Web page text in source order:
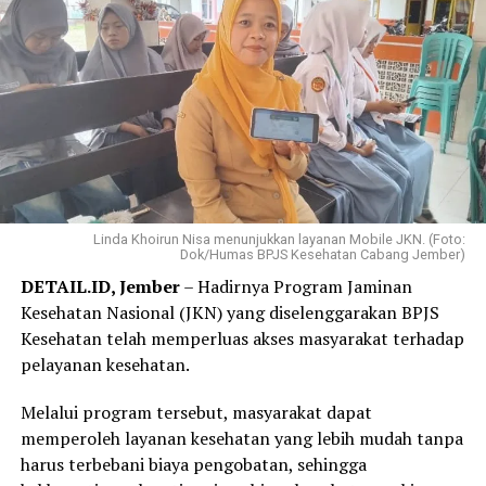
mencicil sedikit demi sedikit sehingga beban
pembayaran terasa jauh lebih ringan,” ujar Elok, Jumat,
31 Juli 2026.
Elok mengaku hanya membutuhkan beberapa langkah
melalui WhatsApp PANDAWA untuk mendaftar
Program REHAB 3.0.
Menurutnya, proses yang sederhana dan tidak
mengharuskannya datang ke kantor BPJS Kesehatan
membuat layanan tersebut lebih praktis dan mudah
diakses.
“Saya langsung mendaftar Program REHAB 3.0 melalui
Aplikasi Mobile JKN dan prosesnya sangat mudah. Saya
skema cicilan yang fleksibel benar-benar menjadi solusi
karena saya bisa mencicil tunggakan sesuai kemampuan.
Saya juga bersyukur pemerintah tetap hadir
Linda Khoirun Nisa menunjukkan layanan Mobile JKN. (Foto:
Dok/Humas BPJS Kesehatan Cabang Jember)
DETAIL.ID, Jember– Hadirnya Program Jaminan
Kesehatan Nasional (JKN) yang diselenggarakan BPJS
Kesehatan telah memperluas akses masyarakat terhadap
pelayanan kesehatan.
Melalui program tersebut, masyarakat dapat
memperoleh layanan kesehatan yang lebih mudah tanpa
harus terbebani biaya pengobatan, sehingga